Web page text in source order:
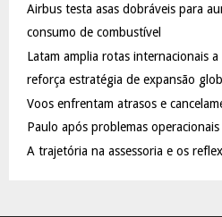
r
:
Airbus testa asas dobráveis para
consumo de combustível
Latam amplia rotas internacionais
reforça estratégia de expansão
Voos enfrentam atrasos e
Paulo após problemas operacionais
A trajetória na assessoria e os